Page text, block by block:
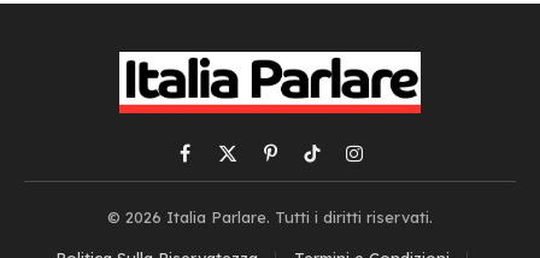
Facebook
X
PinterestTikTokInstagram
© 2026 Italia Parlare. Tutti i diritti riservati.